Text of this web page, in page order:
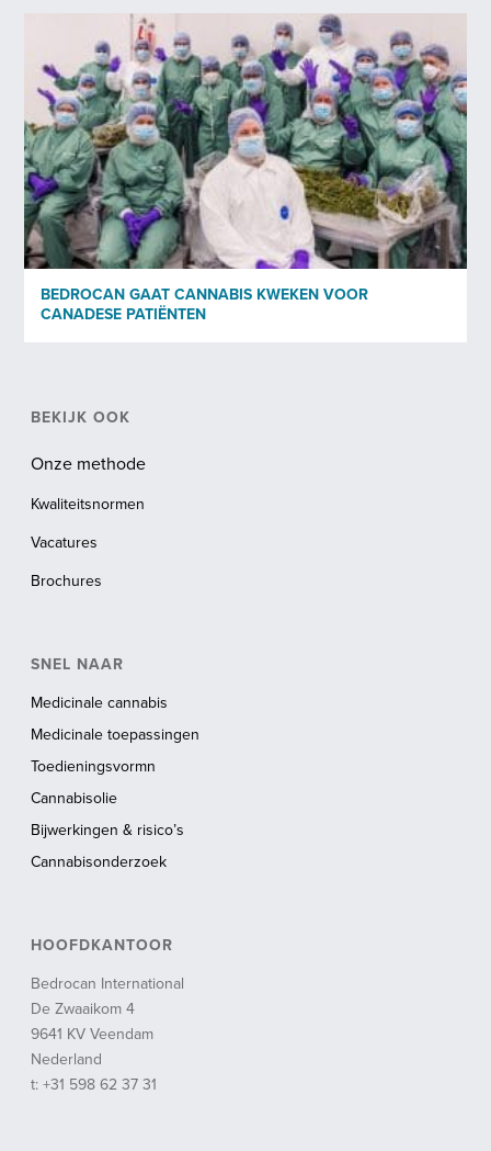
BEDROCAN GAAT CANNABIS KWEKEN VOOR
CANADESE PATIËNTEN
BEKIJK OOK
Onze methode
Kwaliteitsnormen
Vacatures
Brochures
SNEL NAAR
Medicinale cannabis
Medicinale toepassingen
Toedieningsvormn
Cannabisolie
Bijwerkingen & risico’s
Cannabisonderzoek
HOOFDKANTOOR
Bedrocan International
De Zwaaikom 4
9641 KV Veendam
Nederland
t: +31 598 62 37 31